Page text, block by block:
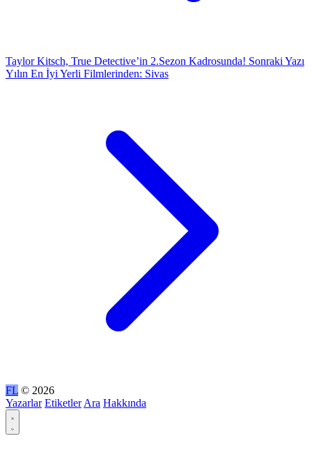
Taylor Kitsch, True Detective’in 2.Sezon Kadrosunda! Sonraki Yazı
Yılın En İyi Yerli Filmlerinden: Sivas
FL © 2026
Yazarlar Etiketler Ara Hakkında